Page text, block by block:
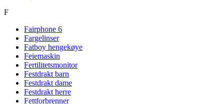
F
Fairphone 6
Fargelinser
Fatboy hengekøye
Feiemaskin
Fertilitetsmonitor
Festdrakt barn
Festdrakt dame
Festdrakt herre
Fettforbrenner